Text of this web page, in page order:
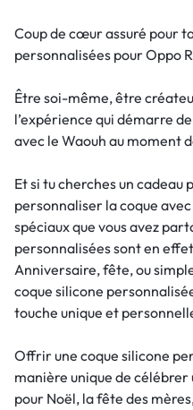
Coup de cœur assuré pour
personnalisées pour Oppo
Être soi-même, être
l’expérience qui démarre
avec le Waouh au moment
Et si tu cherches un cadeau
personnaliser la coque
spéciaux que vous avez
personnalisées sont en
Anniversaire, fête, ou
coque silicone
touche unique et
Offrir une coque silicone
manière unique de
pour Noël, la fête des